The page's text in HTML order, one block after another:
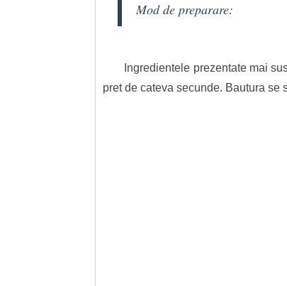
Mod de preparare:
Ingredientele prezentate mai
pret de cateva secunde. Bautura se